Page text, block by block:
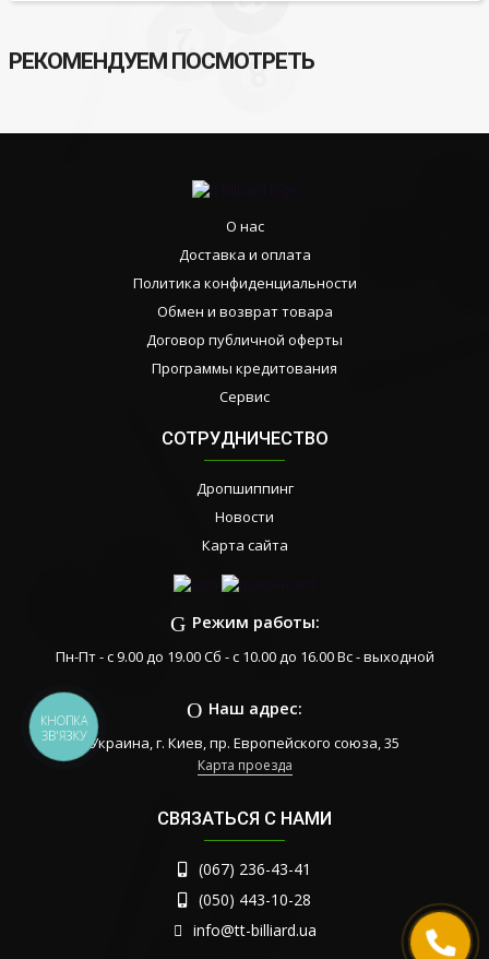
РЕКОМЕНДУЕМ ПОСМОТРЕТЬ
О нас
Доставка и оплата
Политика конфиденциальности
Обмен и возврат товара
Договор публичной оферты
Программы кредитования
Сервис
СОТРУДНИЧЕСТВО
Дропшиппинг
Новости
Карта сайта
Режим работы:
Пн-Пт - с 9.00 до 19.00 Сб - с 10.00 до 16.00 Вс - выходной
Наш адрес:
Украина, г. Киев, пр. Европейского союза, 35
Карта проезда
СВЯЗАТЬСЯ С НАМИ
(067) 236-43-41
(050) 443-10-28
info@tt-billiard.ua
КНОПКА
ЗВ'ЯЗКУ